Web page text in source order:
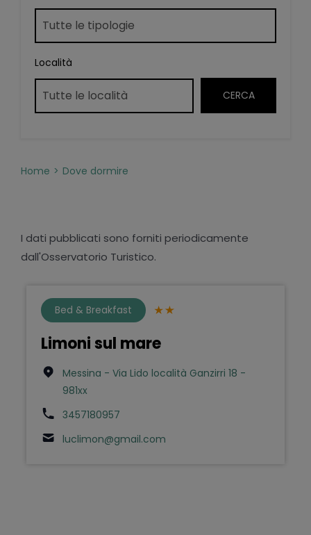
Località
Home Dove dormire
I dati pubblicati sono forniti periodicamente
dall'Osservatorio Turistico.
Bed & Breakfast
Limoni sul mare
Messina - Via Lido località Ganzirri 18 -
981xx
3457180957
luclimon@gmail.com